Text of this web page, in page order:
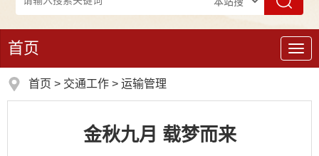
导
航
首页
首页 > 交通工作 > 运输管理
金秋九月 载梦而来